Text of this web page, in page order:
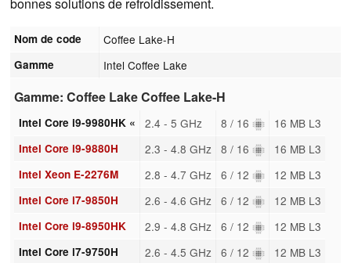
Nom de code Coffee Lake-H
Gamme Intel Coffee Lake
Gamme: Coffee Lake Coffee Lake-H
Intel Core i9-9980HK « 2.4 - 5 GHz 8 / 16 16 MB L3
Intel Core i9-9880H 2.3 - 4.8 GHz 8 / 16 16 MB L3
Intel Xeon E-2276M 2.8 - 4.7 GHz 6 / 12 12 MB L3
Intel Core i7-9850H 2.6 - 4.6 GHz 6 / 12 12 MB L3
Intel Core i9-8950HK 2.9 - 4.8 GHz 6 / 12 12 MB L3
Intel Core i7-9750H 2.6 - 4.5 GHz 6 / 12 12 MB L3